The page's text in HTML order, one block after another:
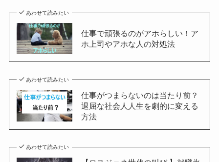
あわせて読みたい
仕事で頑張るのがアホらしい！ア
ホ上司やアホな人の対処法
あわせて読みたい
仕事がつまらないのは当たり前？
退屈な社会人人生を劇的に変える
方法
あわせて読みたい